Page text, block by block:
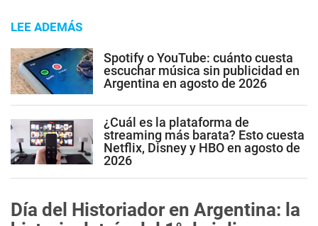
LEE ADEMÁS
Spotify o YouTube: cuánto cuesta
escuchar música sin publicidad en
Argentina en agosto de 2026
¿Cuál es la plataforma de
streaming más barata? Esto cuesta
Netflix, Disney y HBO en agosto de
2026
Día del Historiador en Argentina: la